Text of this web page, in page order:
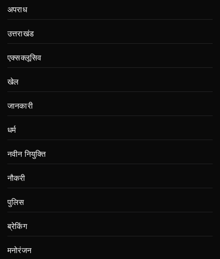
अपराध
उत्तराखंड
एक्सक्लूसिव
खेल
जानकारी
धर्म
नवीन नियुक्ति
नौकरी
पुलिस
ब्रेकिंग
मनोरंजन